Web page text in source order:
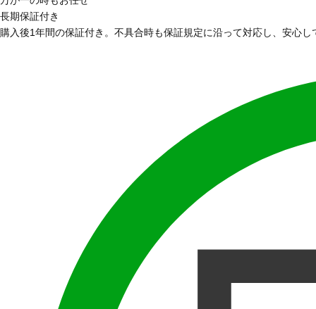
長期保証付き
購入後1年間の保証付き。不具合時も保証規定に沿って対応し、安心